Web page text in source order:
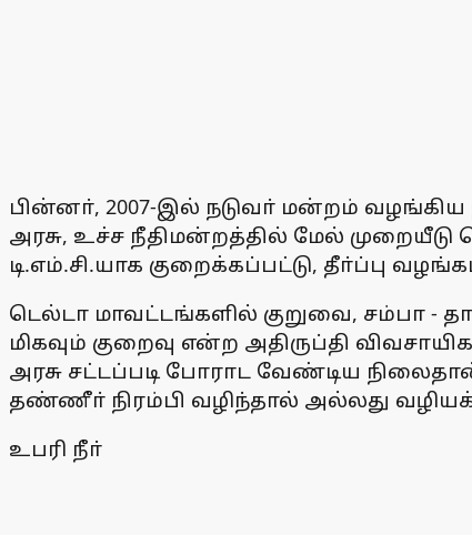
பின்னா், 2007-இல் நடுவா் மன்றம் வழங்கிய
அரசு, உச்ச நீதிமன்றத்தில் மேல் முறையீடு
டி.எம்.சி.யாக குறைக்கப்பட்டு, தீா்ப்பு
டெல்டா மாவட்டங்களில் குறுவை, சம்பா -
மிகவும் குறைவு என்ற அதிருப்தி
அரசு சட்டப்படி போராட வேண்டிய
தண்ணீா் நிரம்பி வழிந்தால் அல்லது
உபரி நீா்